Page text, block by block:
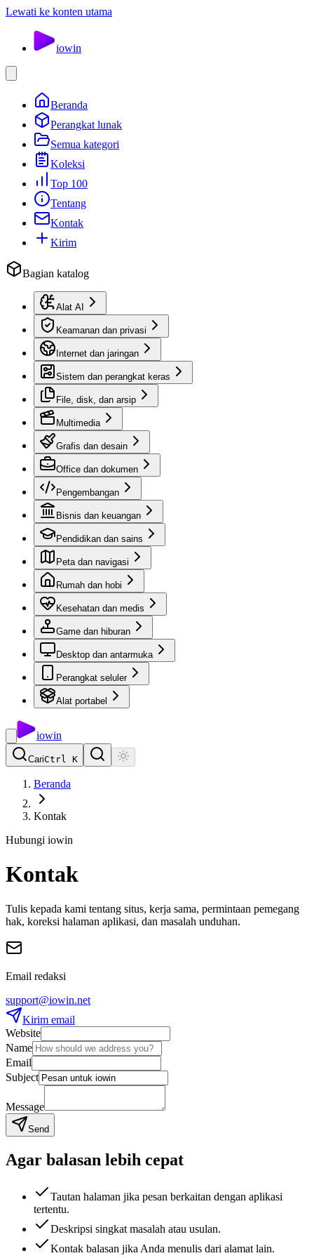
Lewati ke konten utama
iowin
Beranda
Perangkat lunak
Semua kategori
Koleksi
Top 100
Tentang
Kontak
Kirim
Bagian katalog
Alat AI
Keamanan dan privasi
Internet dan jaringan
Sistem dan perangkat keras
File, disk, dan arsip
Multimedia
Grafis dan desain
Office dan dokumen
Pengembangan
Bisnis dan keuangan
Pendidikan dan sains
Peta dan navigasi
Rumah dan hobi
Kesehatan dan medis
Game dan hiburan
Desktop dan antarmuka
Perangkat seluler
Alat portabel
iowin
CariCtrl K
Beranda
Kontak
Hubungi iowin
Kontak
Tulis kepada kami tentang situs, kerja sama, permintaan pemegang
hak, koreksi halaman aplikasi, dan masalah unduhan.
Email redaksi
support@iowin.net
Kirim email
Website
Name
Email
Subject
Message
Send
Agar balasan lebih cepat
Tautan halaman jika pesan berkaitan dengan aplikasi
tertentu.
Deskripsi singkat masalah atau usulan.
Kontak balasan jika Anda menulis dari alamat lain.